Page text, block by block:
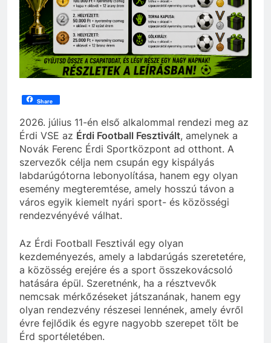
Share
2026. július 11-én első alkalommal rendezi meg az
Érdi VSE az Érdi Football Fesztivált, amelynek a
Novák Ferenc Érdi Sportközpont ad otthont. A
szervezők célja nem csupán egy kispályás
labdarúgótorna lebonyolítása, hanem egy olyan
esemény megteremtése, amely hosszú távon a
város egyik kiemelt nyári sport- és közösségi
rendezvényévé válhat.
Az Érdi Football Fesztivál egy olyan
kezdeményezés, amely a labdarúgás szeretetére,
a közösség erejére és a sport összekovácsoló
hatására épül. Szeretnénk, ha a résztvevők
nemcsak mérkőzéseket játszanának, hanem egy
olyan rendezvény részesei lennének, amely évről
évre fejlődik és egyre nagyobb szerepet tölt be
Érd sportéletében.